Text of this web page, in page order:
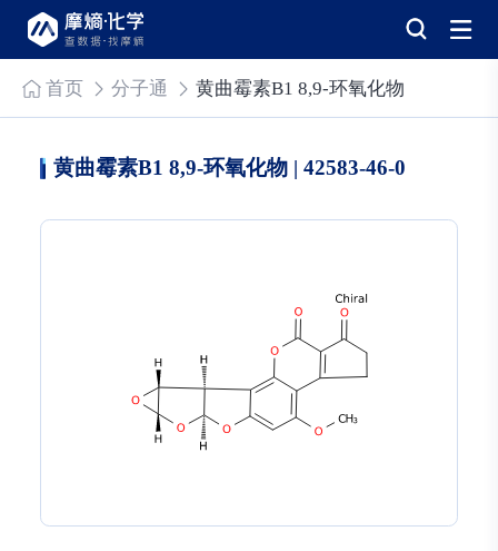
首页 分子通 黄曲霉素B1 8,9-环氧化物
黄曲霉素B1 8,9-环氧化物 | 42583-46-0